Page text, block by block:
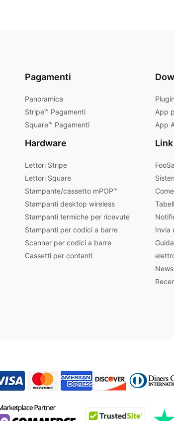
Pagamenti
Panoramica
Stripe™ Pagamenti
Square™ Pagamenti
Hardware
Lettori Stripe
Lettori Square
Stampante/cassetto mPOP™
Stampanti desktop wireless
Stampanti termiche per ricevute
Stampanti per codici a barre
Scanner per codici a barre
Cassetti per contanti
App
App
Invia